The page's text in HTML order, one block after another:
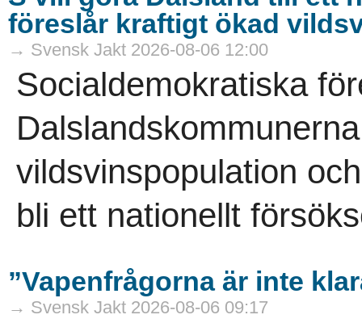
föreslår kraftigt ökad
→ Svensk Jakt 2026-08-06 12:00
Socialdemokratiska
vildsvinspopulation
bli ett nationellt
”Vapenfrågorna är inte
→ Svensk Jakt 2026-08-06 09:17